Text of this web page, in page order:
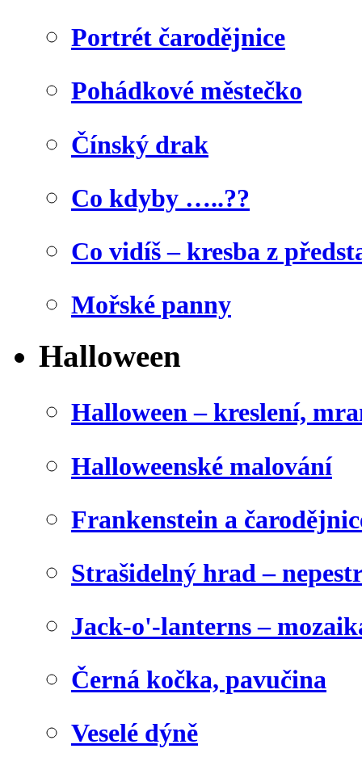
Portrét čarodějnice
Pohádkové městečko
Čínský drak
Co kdyby …..??
Co vidíš – kresba z
Mořské panny
Halloween
Halloween – kreslení,
Halloweenské malování
Frankenstein a
Strašidelný hrad –
Jack-o'-lanterns –
Černá kočka, pavučina
Veselé dýně